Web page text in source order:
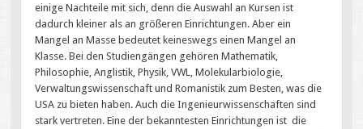
einige Nachteile mit sich, denn die Auswahl an Kursen ist
dadurch kleiner als an größeren Einrichtungen. Aber ein
Mangel an Masse bedeutet keineswegs einen Mangel an
Klasse. Bei den Studiengängen gehören Mathematik,
Philosophie, Anglistik, Physik, VWL, Molekularbiologie,
Verwaltungswissenschaft und Romanistik zum Besten, was die
USA zu bieten haben. Auch die Ingenieurwissenschaften sind
stark vertreten. Eine der bekanntesten Einrichtungen ist die